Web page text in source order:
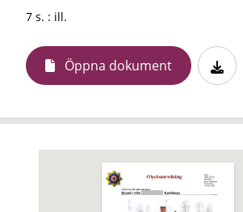
7 s. : ill.
Öppna dokument